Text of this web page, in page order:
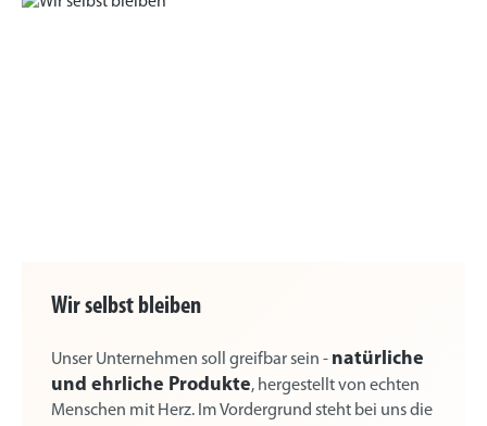
Wir selbst bleiben
Unser Unternehmen soll greifbar sein - natürliche
und ehrliche Produkte, hergestellt von echten
Menschen mit Herz. Im Vordergrund steht bei uns die